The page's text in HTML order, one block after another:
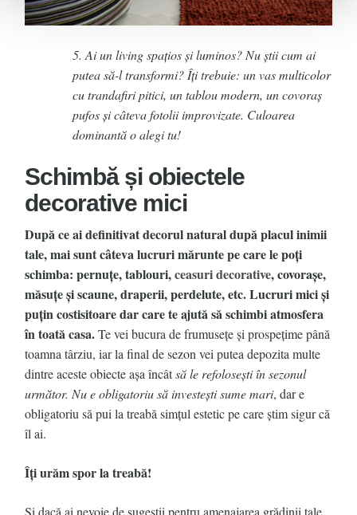
5. Ai un living spațios și luminos? Nu știi cum ai
putea să-l transformi? Îți trebuie: un vas multicolor
cu trandafiri pitici, un tablou modern, un covoraș
pufos și câteva fotolii improvizate. Culoarea
dominantă o alegi tu!
Schimbă și obiectele
decorative mici
După ce ai definitivat decorul natural după placul inimii
tale, mai sunt câteva lucruri mărunte pe care le poţi
schimba: pernuţe, tablouri,ceasuri decorative, covoraşe,
măsuţe şi scaune, draperii, perdelute, etc. Lucruri mici şi
puţin costisitoare dar care te ajută să schimbi atmosfera
în toată casa.Te vei bucura de frumuseţe şi prospeţime până
toamna târziu, iar la final de sezon vei putea depozita multe
dintre aceste obiecte aşa încâtsă le refolosești în sezonul
următor. Nu e obligatoriu să investeşti sume mari, dar e
obligatoriu să pui la treabă simţul estetic pe care ştim sigur că
îl ai.
Îţi urăm spor la treabă!
Şi dacă ai nevoie de sugestii pentru amenajarea grădinii tale,